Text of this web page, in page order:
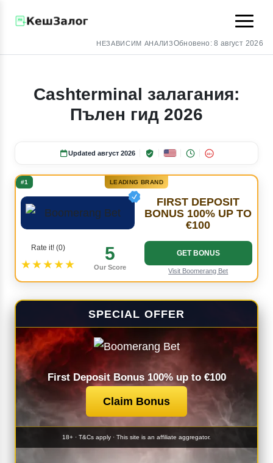
НЕЗАВИСИМ АНАЛИЗОбновено:8 август 2026
Cashterminal залагания:
Пълен гид 2026
Updated август 2026 18+
#1 LEADING BRAND
FIRST DEPOSIT
BONUS 100% UP TO
€100
Rate it! (0)
★★★★★
5
Our Score
GET BONUS
Visit Boomerang Bet
SPECIAL OFFER
First Deposit Bonus 100% up to €100
Claim Bonus
18+ · T&Cs apply · This site is an affiliate aggregator.